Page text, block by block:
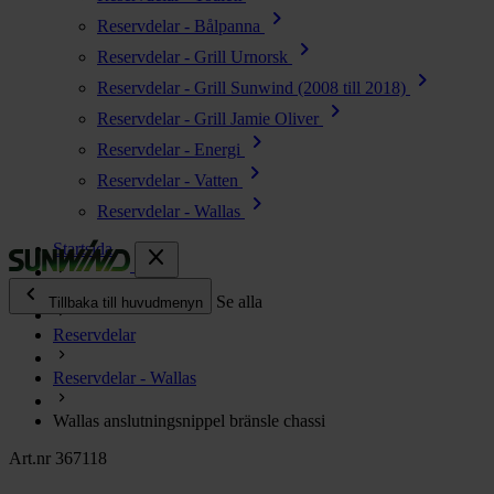
Reservdelar - Bålpanna chevron_right
Reservdelar - Grill Urnorsk chevron_right
Reservdelar - Grill Sunwind (2008 till 2018) chevron_right
Reservdelar - Grill Jamie Oliver chevron_right
Reservdelar - Energi chevron_right
Reservdelar - Vatten chevron_right
Reservdelar - Wallas
chevron_right
close
chevron_left
Tillbaka till huvudmenyn Se alla
Energi chevron_right
Kök & Gasol chevron_right
Värme chevron_right
Vatten
Startsida
Reservdelar
Reservdelar - Wallas
Wallas anslutningsnippel bränsle chassi
Art.nr 367118